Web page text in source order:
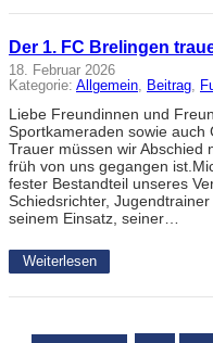
Der 1. FC Brelingen
18. Februar 2026
Kategorie: Allgemein, Beitrag,
Liebe Freundinnen und
Sportkameraden sowie
Trauer müssen wir Abschied
früh von uns gegangen
fester Bestandteil unseres
Schiedsrichter,
seinem Einsatz, seiner…
Weiterlesen